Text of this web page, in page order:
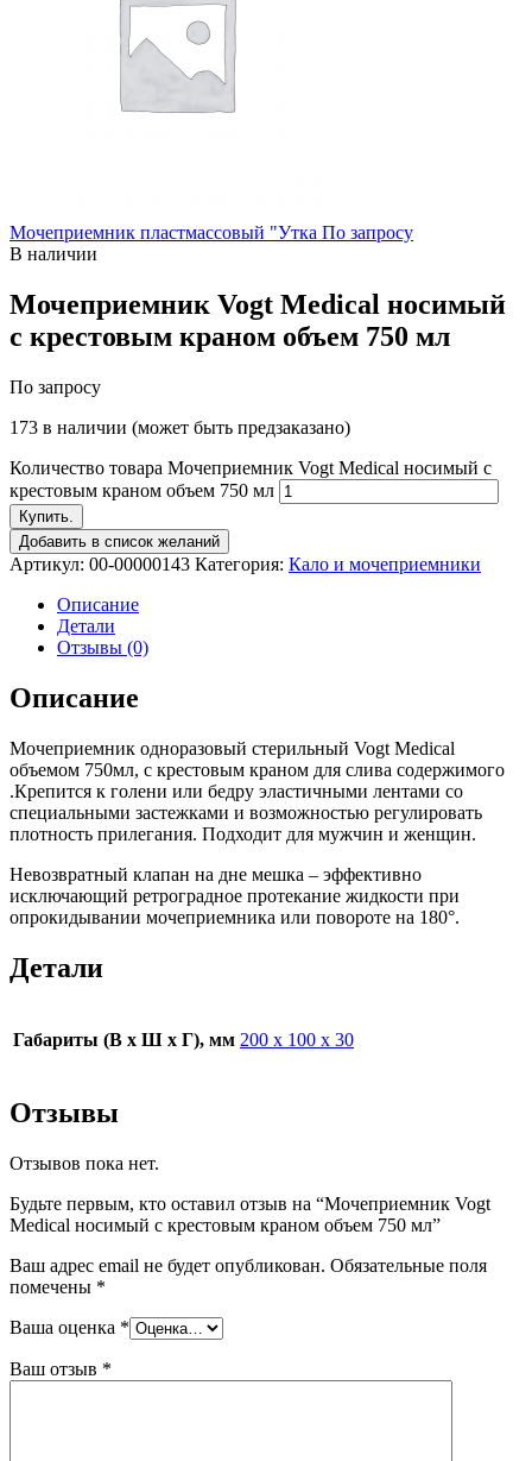
Мочеприемник пластмассовый "Утка По запросу
В наличии
Мочеприемник Vogt Medical носимый
с крестовым краном объем 750 мл
По запросу
173 в наличии (может быть предзаказано)
Количество товара Мочеприемник Vogt Medical носимый с
крестовым краном объем 750 мл
Купить.
Добавить в список желаний
Артикул: 00-00000143 Категория: Кало и мочеприемники
Описание
Детали
Отзывы (0)
Описание
Мочеприемник одноразовый стерильный Vogt Medical
объемом 750мл, с крестовым краном для слива содержимого
.Крепится к голени или бедру эластичными лентами со
специальными застежками и возможностью регулировать
плотность прилегания. Подходит для мужчин и женщин.
Невозвратный клапан на дне мешка – эффективно
исключающий ретроградное протекание жидкости при
опрокидывании мочеприемника или повороте на 180°.
Детали
Габариты (В х Ш х Г), мм 200 х 100 х 30
Отзывы
Отзывов пока нет.
Будьте первым, кто оставил отзыв на “Мочеприемник Vogt
Medical носимый с крестовым краном объем 750 мл”
Ваш адрес email не будет опубликован. Обязательные поля
помечены *
Ваша оценка *
Ваш отзыв *